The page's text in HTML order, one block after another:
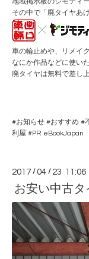
地域掲示板のジモティ
その中で「廃タイヤあ
車の輪止めや、リメイク
なにか作品などに使い
廃タイヤは無料で差し
#お知らせ #おすすめ #
利屋 #PR eBookJapan
2017 /04 / 23 11:06
お安い中古タ